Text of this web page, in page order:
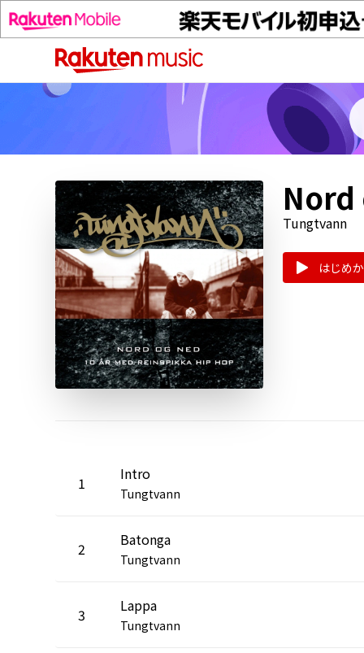
Nord
Tungtvann
はじめ
1 Intro
Tungtvann
2 Batonga
Tungtvann
3 Lappa
Tungtvann